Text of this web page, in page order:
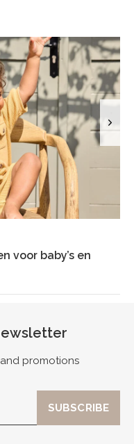
voor baby’s en
promotions